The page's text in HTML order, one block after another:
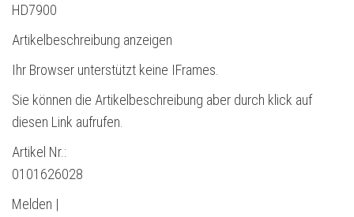
HD7900
Artikelbeschreibung anzeigen
Ihr Browser unterstützt keine IFrames.
Sie können die Artikelbeschreibung aber durch klick auf
diesen Link aufrufen.
Artikel Nr.:
0101626028
Melden |